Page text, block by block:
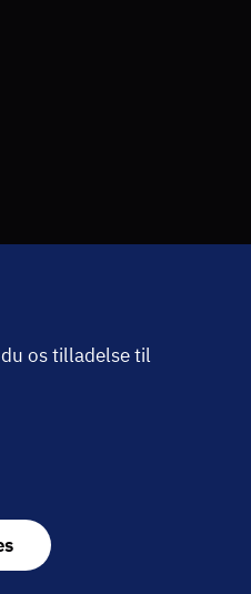
os tilladelse til